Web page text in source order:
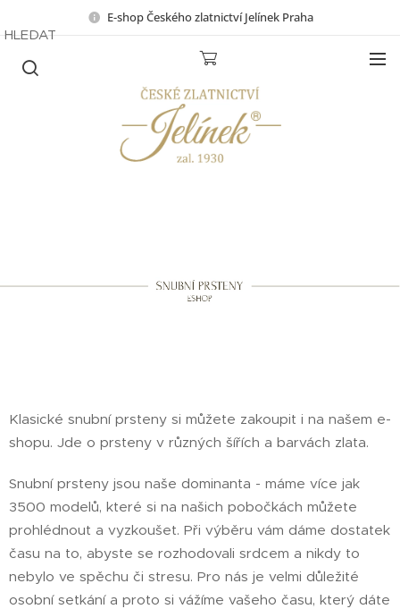
E-shop Českého zlatnictví Jelínek Praha
HLEDAT
Klasické snubní prsteny si můžete zakoupit i na našem e-
shopu. Jde o prsteny v různých šířích a barvách zlata.
Snubní prsteny jsou naše dominanta - máme více jak
3500 modelů, které si na našich pobočkách můžete
prohlédnout a vyzkoušet. Při výběru vám dáme dostatek
času na to, abyste se rozhodovali srdcem a nikdy to
nebylo ve spěchu či stresu. Pro nás je velmi důležité
osobní setkání a proto si vážíme vašeho času, který dáte